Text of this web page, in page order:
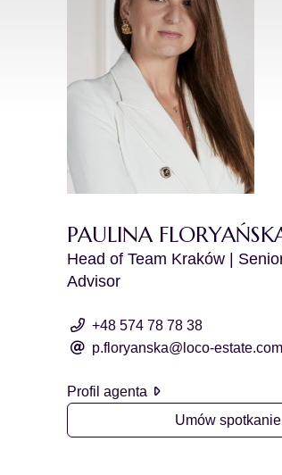
PAULINA
Head of Team Kraków |
Advisor
+48 574 78 78 38
p.floryanska@loco-estate.com
Profil agenta
Umów spotkanie